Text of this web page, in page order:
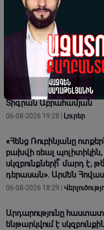
դիմաց՝ հաջակցություն
Գարեգին Երկրորդի
06-08-2026 19:34 |Լուրեր
Բաքվի դատարանում
պաշտպանել են հայ
թույլ չեն տվել հարված
արժանապատվությանն
Տիգրան Աբրահամյան
06-08-2026 19:28 | Լուրեր
«Հենց Ռուբինյանը
բախվի ռեալ
սկզբունքների՞ մարդ է,
դերասան». Արմեն
06-08-2026 18:29 |
Արդարությունը
ենթարկվում է